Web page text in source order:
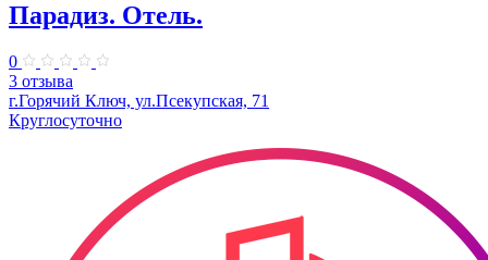
Парадиз. Отель.
0
3 отзыва
г.Горячий Ключ, ул.Псекупская, 71
Круглосуточно